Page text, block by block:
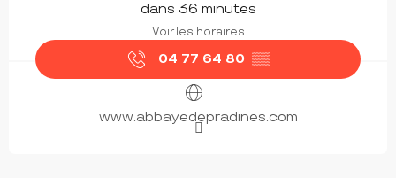
dans 36 minutes
Voir les horaires
04 77 64 80 ▒▒
www.abbayedepradines.com